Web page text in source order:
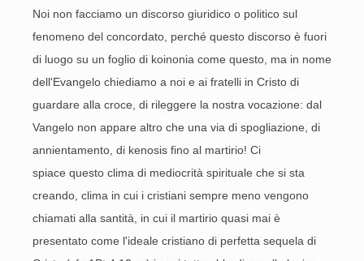
Noi non facciamo un discorso giuridico o politico sul
fenomeno del concordato, perché questo discorso è fuori
di luogo su un foglio di koinonia come questo, ma in nome
dell'Evangelo chiediamo a noi e ai fratelli in Cristo di
guardare alla croce, di rileggere la nostra vocazione: dal
Vangelo non appare altro che una via di spogliazione, di
annientamento, di kenosis fino al martirio! Ci
spiace questo clima di mediocrità spirituale che si sta
creando, clima in cui i cristiani sempre meno vengono
chiamati alla santità, in cui il martirio quasi mai è
presentato come l'ideale cristiano di perfetta sequela di